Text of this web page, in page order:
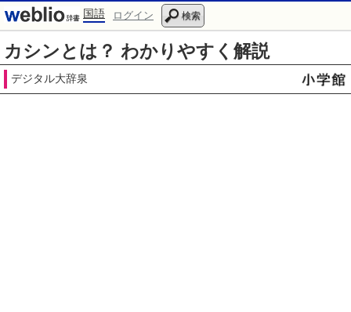
国語 ログイン 検索
カシンとは？ わかりやすく解説
デジタル大辞泉